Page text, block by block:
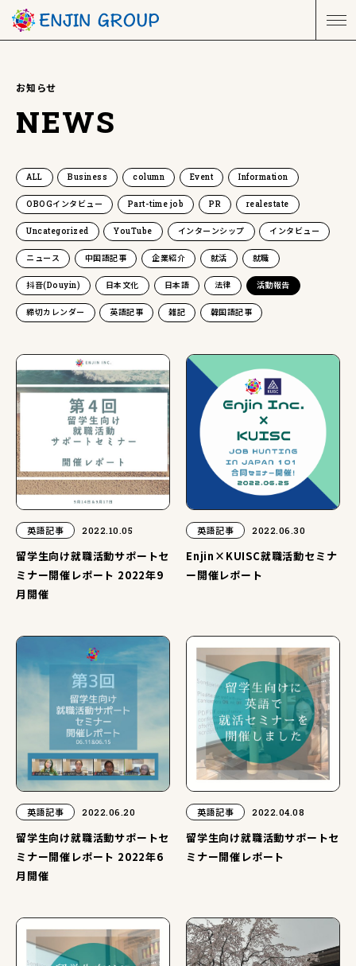
お知らせ
NEWS
ALL Business column Event Information
OBOGインタビュー Part-time job PR realestate
Uncategorized YouTube インターンシップ インタビュー
ニュース 中国語記事 企業紹介 就活 就職
抖音(Douyin) 日本文化 日本語 法律 活動報告
締切カレンダー 英語記事 雑記 韓国語記事
英語記事 2022.10.05
留学生向け就職活動サポートセ
ミナー開催レポート 2022年9
月開催
英語記事 2022.06.30
Enjin×KUISC就職活動セミナ
ー開催レポート
英語記事 2022.06.20
留学生向け就職活動サポートセ
ミナー開催レポート 2022年6
月開催
英語記事 2022.04.08
留学生向け就職活動サポートセ
ミナー開催レポート